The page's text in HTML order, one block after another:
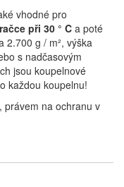
vhodné pro
při 30 ° Ca poté
2.700 g / m², výška
s nadčasovým
jsou koupelnové
každou koupelnu!
právem na ochranu v